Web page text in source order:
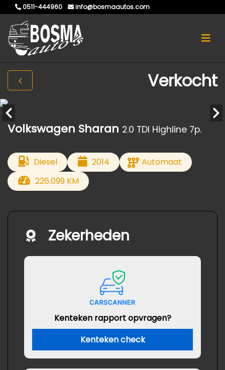
0511-444960 info@bosmaautos.com
Verkocht
Volkswagen Sharan 2.0 TDI Highline 7p.
Diesel 2014
Automaat
226.099 KM
Zekerheden
Kenteken rapport opvragen?
Kenteken check